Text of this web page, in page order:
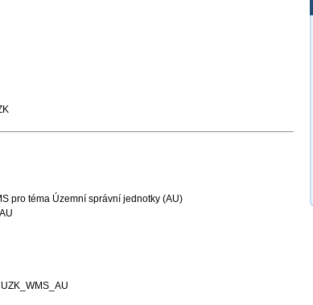
pro téma Územní správní jednotky (AU)